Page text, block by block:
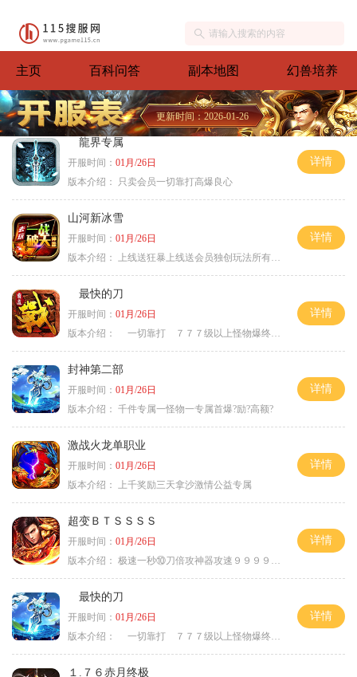
主页 百科问答 副本地图 幻兽培养
更新时间：2026-01-26
龍界专属
开服时间： 01月/26日
版本介绍：
只卖会员一切靠打高爆良心
详情
山河新冰雪
开服时间： 01月/26日
版本介绍：
上线送狂暴上线送会员独创玩法所有装备靠
详情
最快的刀
开服时间： 01月/26日
版本介绍：
一切靠打 ７７７级以上怪物爆终极
详情
封神第二部
开服时间： 01月/26日
版本介绍： 千件专属一怪物一专属首爆?励?高额?
详情
激战火龙单职业
开服时间： 01月/26日
版本介绍：
上千奖励三天拿沙激情公益专属
详情
超变ＢＴＳＳＳＳ
开服时间： 01月/26日
版本介绍： 极速一秒⑩刀倍攻神器攻速９９９９①挑
详情
最快的刀
开服时间： 01月/26日
版本介绍：
一切靠打 ７７７级以上怪物爆终极
详情
１.７６赤月终极